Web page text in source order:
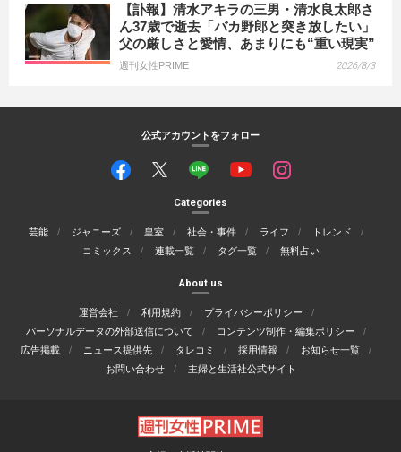
【訃報】清水アキラの三男・清水良太郎さ
ん37歳で逝去「バカ野郎と突き放したい」
父の厳しさと愛情、あまりにも“重い現実”
週刊女性PRIME 2026/8/3
公式アカウントをフォロー
Categories
芸能 ジャニーズ 皇室 社会・事件 ライフ
トレンド
コミックス
連載一覧 タグ一覧 無料占い
About us
運営会社 利用規約
プライバシーポリシー
パーソナルデータの外部送信について
コンテンツ制作・編集ポリシー
広告掲載
ニュース提供先 タレコミ 採用情報
お知らせ一覧
お問い合わせ
主婦と生活社公式サイト